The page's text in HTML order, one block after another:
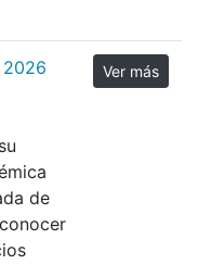
2026
de
Ver más